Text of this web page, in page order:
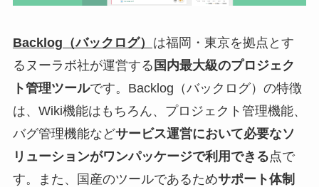
Backlog（バックログ）
は福岡・東京を拠点とす
るヌーラボ社が運営する 国内最大級のプロジェク
ト管理ツールです。Backlog（バックログ）の特徴
は、Wiki機能はもちろん、プロジェクト管理機能、
バグ管理機能などサービス運営において必要なソ
リューションがワンパッケージで利用できる点で
す。また、国産のツールであるためサポート体制